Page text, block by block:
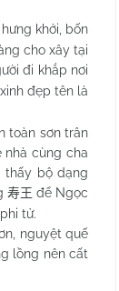
khởi, bốn
cho xây tại
đi khắp nơi
đẹp tên là
sơn trân
nhà cùng cha
thấy bộ dạng
寿王 để Ngọc
tử.
nguyệt quế
lồng nên cất